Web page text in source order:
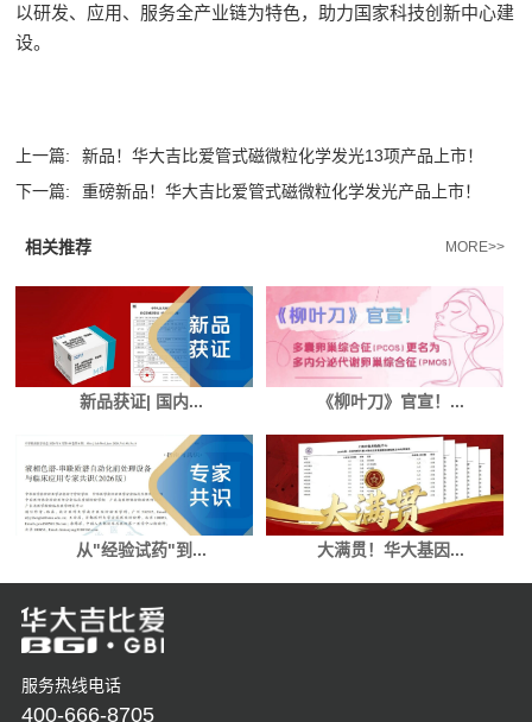
以研发、应用、服务全产业链为特色，助力国家科技创新中心建
设。
上一篇:
新品！华大吉比爱管式磁微粒化学发光13项产品上市！
下一篇:
重磅新品！华大吉比爱管式磁微粒化学发光产品上市！
相关推荐 MORE>>
新品获证| 国内... 《柳叶刀》官宣！...
从"经验试药"到... 大满贯！华大基因...
服务热线电话
400-666-8705